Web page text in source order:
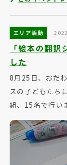
エリア活動
「絵本の翻
した
8月25日、おだ
スの子どもたち
組、15名で行い